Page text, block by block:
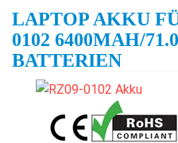
LAPTOP AKKU
0102 6400MAH/
BATTERIEN